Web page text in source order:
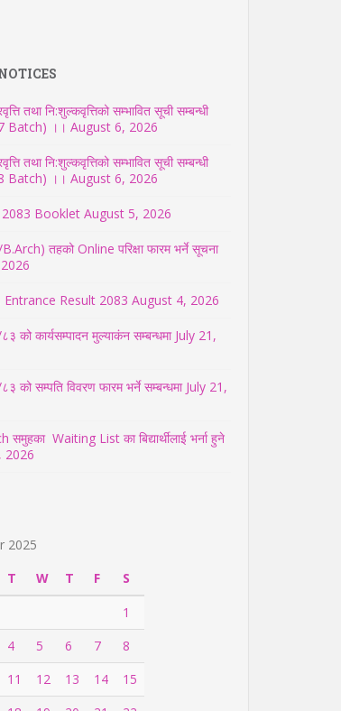
तथा नि:शुल्कवृत्तिको सम्भावित सूची सम्बन्धी
Batch) ।। August 6, 2026
तथा नि:शुल्कवृत्तिको सम्भावित सूची सम्बन्धी
Batch) ।। August 6, 2026
Booklet August 5, 2026
तहको Online परिक्षा फारम भर्ने सूचना
Entrance Result 2083 August 4, 2026
को कार्यसम्पादन मुल्याकंन सम्बन्धमा July 21,
को सम्पति विवरण फारम भर्ने सम्बन्धमा July 21,
Waiting List का बिद्यार्थीलाई भर्ना हुने
2026
2025
T W T F
S
1
4 5 6 7
8
11 12 13 14
15